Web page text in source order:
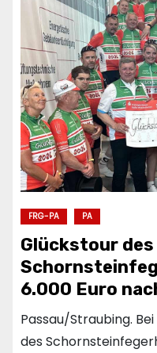
FRG-PA PA
Glückstour des
6.000 Euro
Passau/Straubing.
des